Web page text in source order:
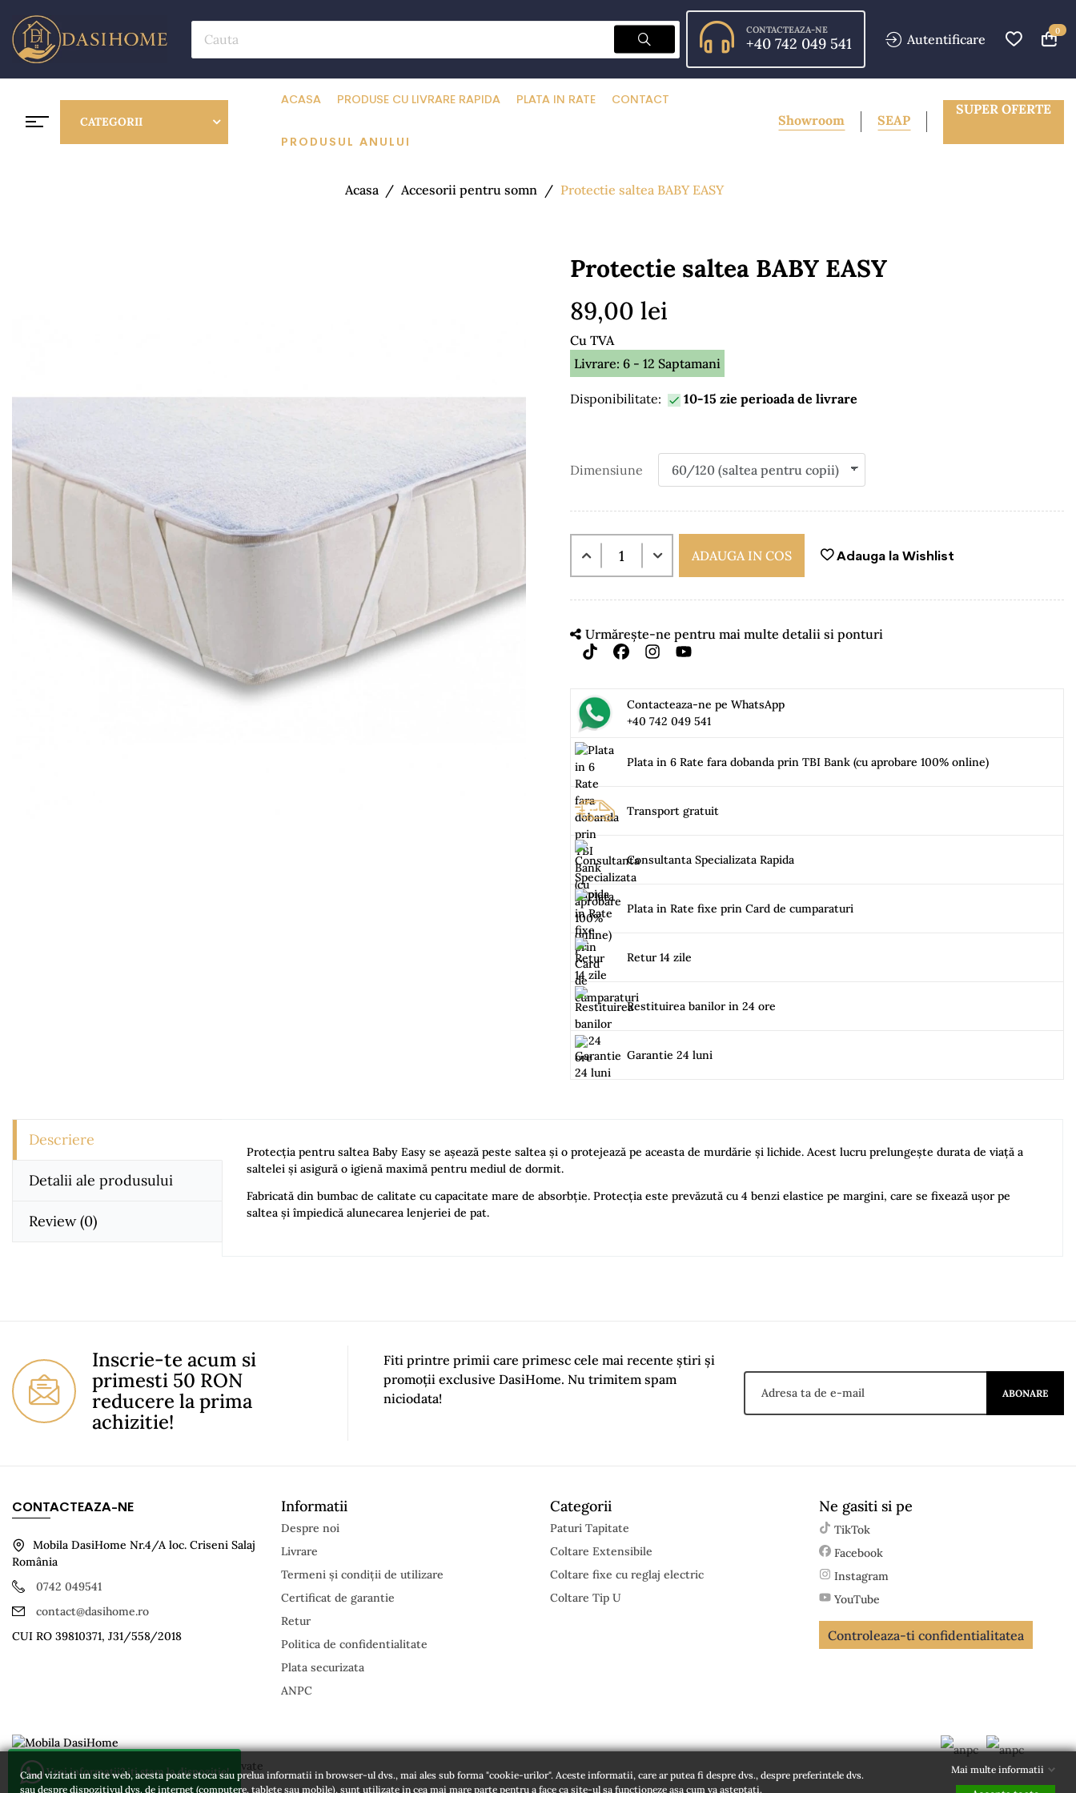
CONTACTEAZA-NE
+40 742 049 541 Autentificare
0
CATEGORII
ACASA PRODUSE CU LIVRARE RAPIDA PLATA IN RATE CONTACT
PRODUSUL ANULUI
Showroom SEAP
SUPER OFERTE
Acasa Accesorii pentru somn Protectie saltea BABY EASY
Protectie saltea BABY EASY
89,00 lei
Cu TVA
Livrare: 6 - 12 Saptamani
Disponibilitate:  10-15 zie perioada de livrare
Dimensiune
ADAUGA IN COS Adauga la Wishlist
Urmărește-ne pentru mai multe detalii si ponturi
Contacteaza-ne pe WhatsApp
+40 742 049 541
Plata in 6 Rate fara dobanda prin TBI Bank (cu aprobare 100% online)
Transport gratuit
Consultanta Specializata Rapida
Plata in Rate fixe prin Card de cumparaturi
Retur 14 zile
Restituirea banilor in 24 ore
Garantie 24 luni
Descriere
Detalii ale produsului
Review(0)
Protecția pentru saltea Baby Easy se așează peste saltea și o protejează pe aceasta de murdărie și lichide. Acest lucru prelungește durata de viață a
saltelei și asigură o igienă maximă pentru mediul de dormit.
Fabricată din bumbac de calitate cu capacitate mare de absorbție. Protecția este prevăzută cu 4 benzi elastice pe margini, care se fixează ușor pe
saltea și împiedică alunecarea lenjeriei de pat.
Inscrie-te acum si
primesti 50 RON
reducere la prima
achizitie!
Fiti printre primii care primesc cele mai recente știri și
promoții exclusive DasiHome. Nu trimitem spam
niciodata!
ABONARE
CONTACTEAZA-NE
Mobila DasiHome Nr.4/A loc. Criseni Salaj
România
0742 049541
contact@dasihome.ro
CUI RO 39810371, J31/558/2018
Informatii
Despre noi
Livrare
Termeni și condiții de utilizare
Certificat de garantie
Retur
Politica de confidentialitate
Plata securizata
ANPC
Categorii
Paturi Tapitate
Coltare Extensibile
Coltare fixe cu reglaj electric
Coltare Tip U
Ne gasiti si pe
TikTok
Facebook
Instagram
YouTube
Controleaza-ti confidentialitatea
© 2026 - DasiHome. Toate drepturile rezervate
Vrei informatii? iti stam la dispozitie!
Cand vizitati un site web, acesta poate stoca sau prelua informatii in browser-ul dvs., mai ales sub forma "cookie-urilor". Aceste informatii, care ar putea fi despre dvs., despre preferintele dvs.
sau despre dispozitivul dvs. de internet (computere, tablete sau mobile), sunt utilizate in cea mai mare parte pentru a face ca site-ul sa functioneze asa cum va asteptati.
Mai multe informatii